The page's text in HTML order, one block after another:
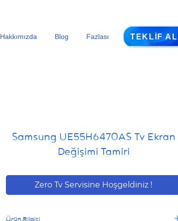
TEKLIF AL
Hakkımızda Blog Fazlası
Samsung UE55H6470AS Tv Ekran
Değişimi Tamiri
Zero Tv Servisine Hoşgeldiniz !